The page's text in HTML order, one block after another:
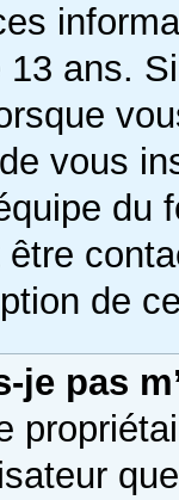
ans.
vous
être
de
je pas